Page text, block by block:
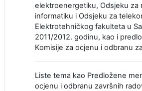
elektroenergetiku, Odsjeku za
informatiku i Odsjeku za
Elektrotehničkog fakulteta u
2011/2012. godinu, kao i
Komisije za ocjenu i odbranu
Liste tema kao Predložene
ocjenu i odbranu završnih